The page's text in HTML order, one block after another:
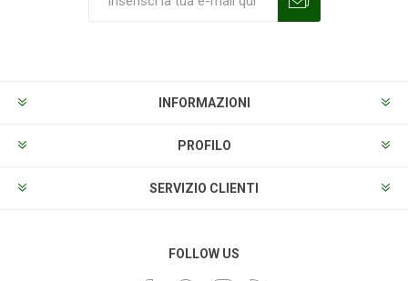
INFORMAZIONI
PROFILO
SERVIZIO CLIENTI
FOLLOW US